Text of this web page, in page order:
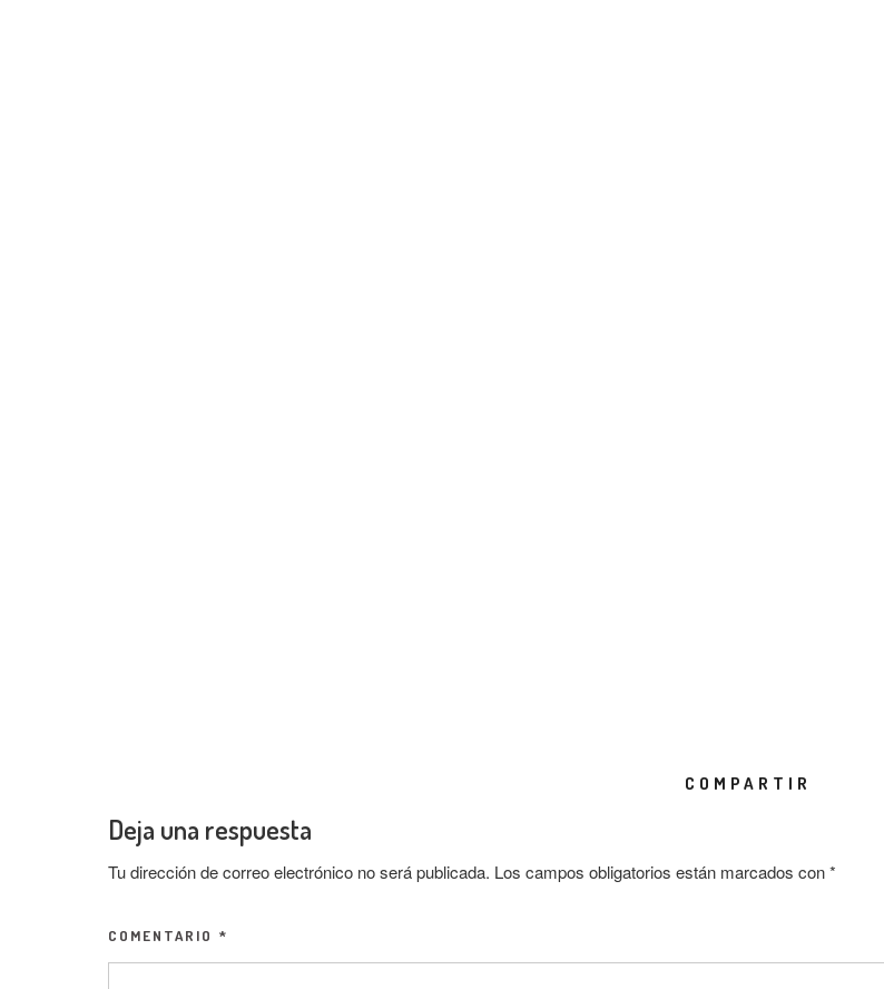
COMPARTIR
Deja una respuesta
Tu dirección de correo electrónico no será publicada. Los campos obligatorios están marcados con*
COMENTARIO *